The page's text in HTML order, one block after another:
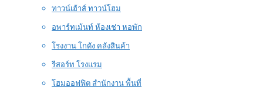
ทาวน์เฮ้าส์ ทาวน์โฮม
อพาร์ทเม้นท์ ห้องเช่า หอพัก
โรงงาน โกดัง คลังสินค้า
รีสอร์ท โรงแรม
โฮมออฟฟิต สำนักงาน พื้นที่